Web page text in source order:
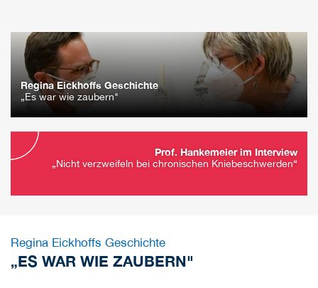
Regina Eickhoffs Geschichte
„Es war wie zaubern"
Prof. Hankemeier im Interview
„Nicht verzweifeln bei chronischen Kniebeschwerden“
Regina Eickhoffs Geschichte
„ES WAR WIE ZAUBERN"